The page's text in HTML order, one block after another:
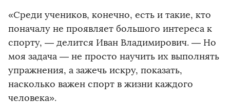
«Среди учеников, конечно, есть и такие, кто
поначалу не проявляет большого интереса к
спорту, — делится Иван Владимирович. — Но
моя задача — не просто научить их выполнять
упражнения, а зажечь искру, показать,
насколько важен спорт в жизни каждого
человека».